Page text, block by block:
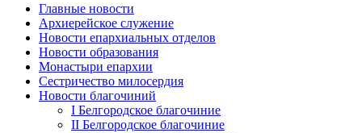
Главные новости
Архиерейское служение
Новости епархиальных отделов
Новости образования
Монастыри епархии
Сестричество милосердия
Новости благочиний
I Белгородское благочиние
II Белгородское благочиние